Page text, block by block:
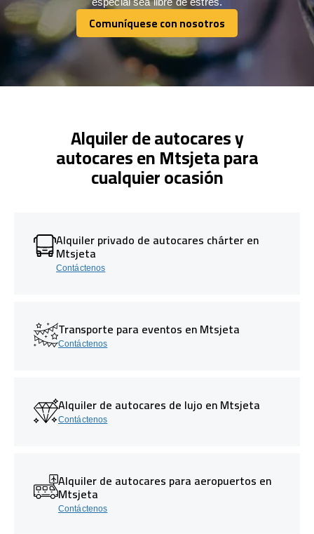
Comuníquese con nosotros
Comuníquese con nosotros
Alquiler de autocares y
autocares en Mtsjeta para
cualquier ocasión
Alquiler privado de autocares chárter en
Mtsjeta
Contáctenos
Transporte para eventos en Mtsjeta
Contáctenos
Alquiler de autocares de lujo en Mtsjeta
Contáctenos
Alquiler de autocares para aeropuertos en
Mtsjeta
Contáctenos